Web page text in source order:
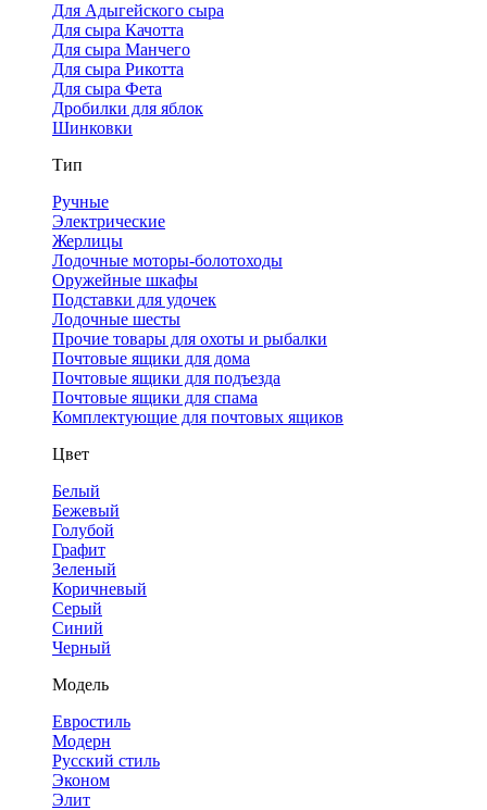
Для Адыгейского сыра
Для сыра Качотта
Для сыра Манчего
Для сыра Рикотта
Для сыра Фета
Дробилки для яблок
Шинковки
Тип
Ручные
Электрические
Жерлицы
Лодочные моторы-болотоходы
Оружейные шкафы
Подставки для удочек
Лодочные шесты
Прочие товары для охоты и рыбалки
Почтовые ящики для дома
Почтовые ящики для подъезда
Почтовые ящики для спама
Комплектующие для почтовых ящиков
Цвет
Белый
Бежевый
Голубой
Графит
Зеленый
Коричневый
Серый
Синий
Черный
Модель
Евростиль
Модерн
Русский стиль
Эконом
Элит